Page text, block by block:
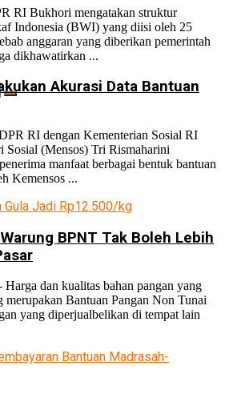
RI Bukhori mengatakan struktur
Indonesia (BWI) yang diisi oleh 25
anggaran yang diberikan pemerintah
dikhawatirkan ...
Akurasi Data Bantuan
RI dengan Kementerian Sosial RI
Sosial (Mensos) Tri Rismaharini
manfaat berbagai bentuk bantuan
Kemensos ...
BPNT Tak Boleh Lebih
dan kualitas bahan pangan yang
merupakan Bantuan Pangan Non Tunai
yang diperjualbelikan di tempat lain